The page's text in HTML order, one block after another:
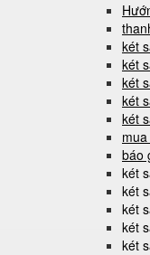
két
két
két
két
két
báo
két
két
két
két
két